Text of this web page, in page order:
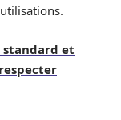
et